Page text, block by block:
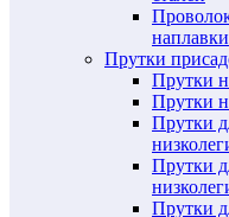
наплавки
Прутки
Прутки
Прутки
Прутки
Прутки
Прутки